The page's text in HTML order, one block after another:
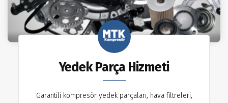
Yedek Parça Hizmeti
Garantili kompresör yedek parçaları, hava filtreleri,